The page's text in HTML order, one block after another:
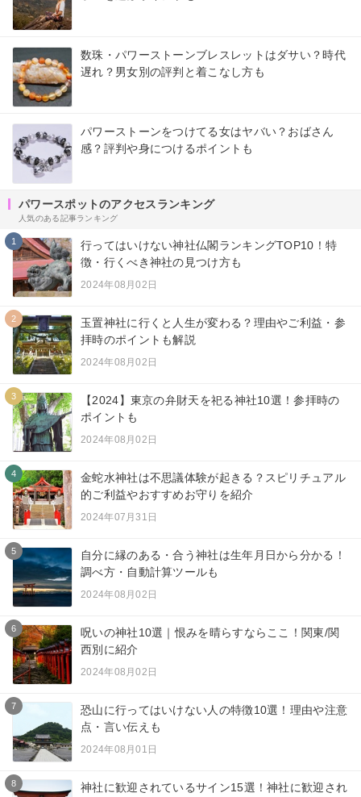
数珠・パワーストーンブレスレットはダサい？時代
遅れ？男女別の評判と着こなし方も
パワーストーンをつけてる女はヤバい？おばさん
感？評判や身につけるポイントも
パワースポットのアクセスランキング
人気のある記事ランキング
1
行ってはいけない神社仏閣ランキングTOP10！特
徴・行くべき神社の見つけ方も
2024年08月02日
2
玉置神社に行くと人生が変わる？理由やご利益・参
拝時のポイントも解説
2024年08月02日
3
【2024】東京の弁財天を祀る神社10選！参拝時の
ポイントも
2024年08月02日
4
金蛇水神社は不思議体験が起きる？スピリチュアル
的ご利益やおすすめお守りを紹介
2024年07月31日
5
自分に縁のある・合う神社は生年月日から分かる！
調べ方・自動計算ツールも
2024年08月02日
6
呪いの神社10選｜恨みを晴らすならここ！関東/関
西別に紹介
2024年08月02日
7
恐山に行ってはいけない人の特徴10選！理由や注意
点・言い伝えも
2024年08月01日
8
神社に歓迎されているサイン15選！神社に歓迎され